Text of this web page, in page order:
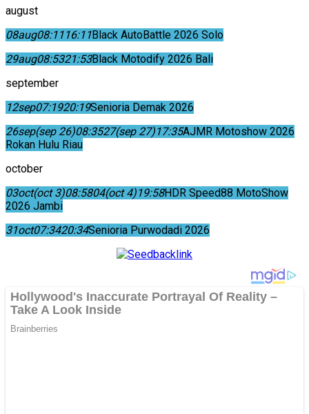
august
08aug08:1116:11Black AutoBattle 2026 Solo
29aug08:5321:53Black Motodify 2026 Bali
september
12sep07:1920:19Senioria Demak 2026
26sep(sep 26)08:3527(sep 27)17:35AJMR Motoshow 2026
Rokan Hulu Riau
october
03oct(oct 3)08:5804(oct 4)19:58HDR Speed88 MotoShow
2026 Jambi
31oct07:3420:34Senioria Purwodadi 2026